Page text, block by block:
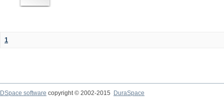
1
DSpace software copyright © 2002-2015
DuraSpace